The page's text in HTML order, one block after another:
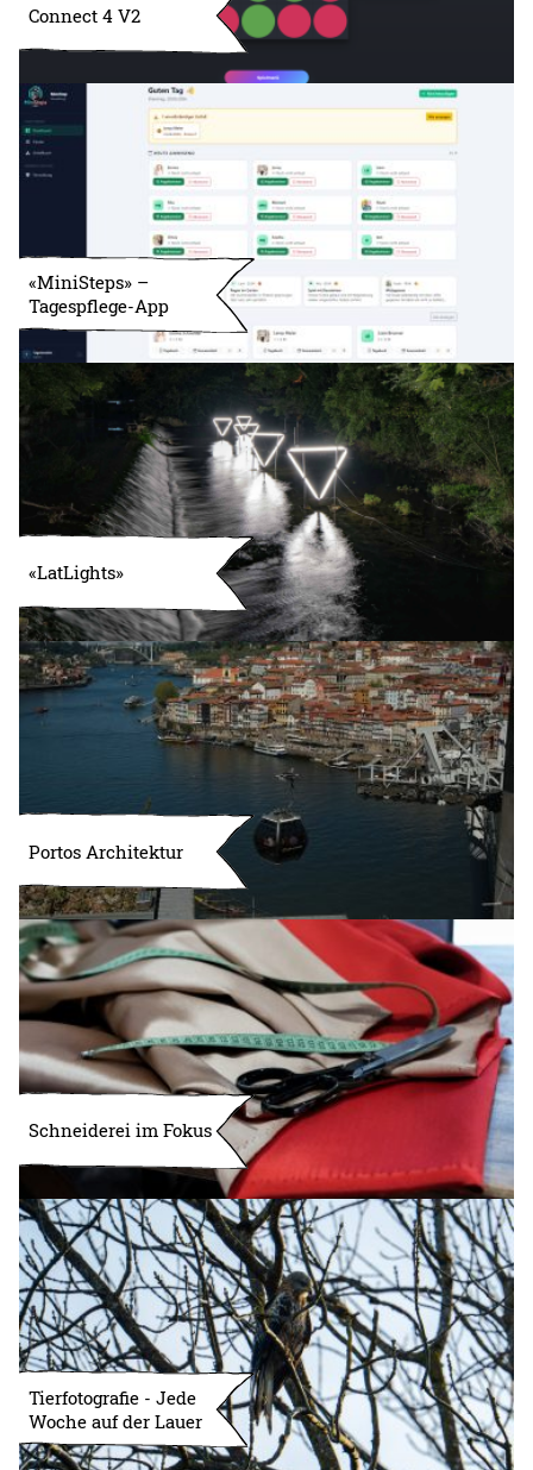
Connect 4 V2
«MiniSteps» –
Tagespflege-App
«LatLights»
Portos Architektur
Schneiderei im Fokus
Tierfotografie - Jede
Woche auf der Lauer